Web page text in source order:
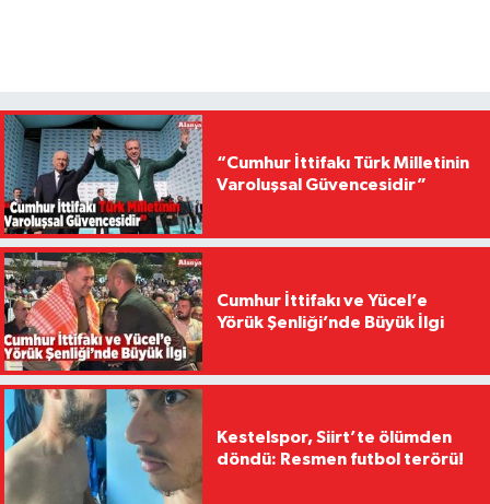
“Cumhur İttifakı Türk Milletinin
Varoluşsal Güvencesidir”
Cumhur İttifakı ve Yücel’e
Yörük Şenliği’nde Büyük İlgi
Kestelspor, Siirt’te ölümden
döndü: Resmen futbol terörü!